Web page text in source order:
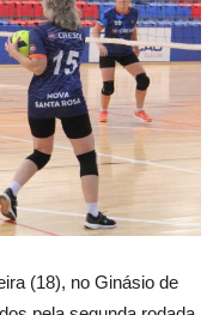
(18), no Ginásio de